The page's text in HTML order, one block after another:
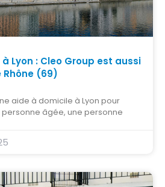
Lyon : Cleo Group est aussi
(69)
aide à domicile à Lyon pour
âgée, une personne